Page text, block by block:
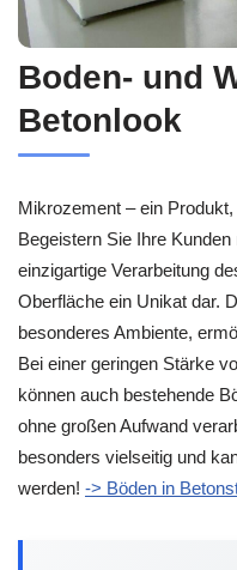
Boden- und
Betonlook
Mikrozement – ein
Begeistern Sie Ihre
einzigartige Verarbeitung
Oberfläche ein Unikat dar.
besonderes Ambiente,
Bei einer geringen Stärke
können auch bestehende
ohne großen Aufwand
besonders vielseitig und
werden! -> Böden in